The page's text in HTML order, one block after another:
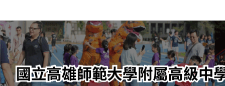
轉
至
主
內
容